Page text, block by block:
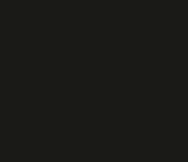
a decisão incompreensível
imediatamente.